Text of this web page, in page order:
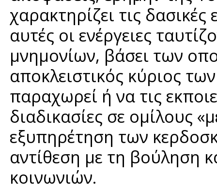
χαρακτηρίζει τις
αυτές οι ενέργειες
μνημονίων, βάσει των
αποκλειστικός κύριος
παραχωρεί ή να τις
διαδικασίες σε ομίλους
εξυπηρέτηση των
αντίθεση με τη βούληση
κοινωνιών.